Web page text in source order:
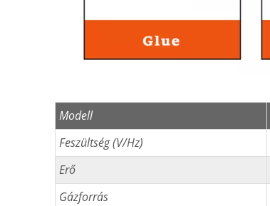
Modell
Feszültség (V/Hz)
Erő
Gázforrás